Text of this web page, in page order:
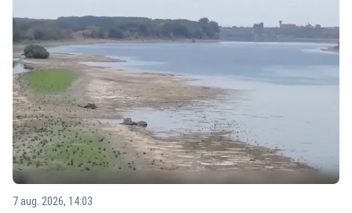
7 aug. 2026, 14:03